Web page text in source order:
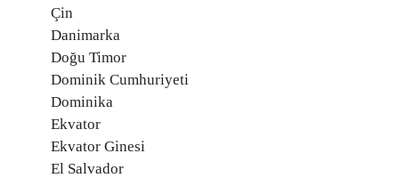
Çin
Danimarka
Doğu Timor
Dominik Cumhuriyeti
Dominika
Ekvator
Ekvator Ginesi
El Salvador